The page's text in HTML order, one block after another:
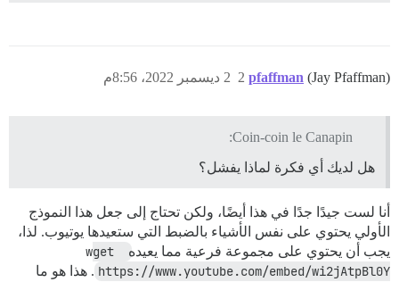
pfaffman (Jay Pfaffman) 2 ديسمبر 2022، 8:56م 2
Coin-coin le Canapin:
هل لديك أي فكرة لماذا يفشل؟
أنا لست جيدًا جدًا في هذا أيضًا، ولكن تحتاج إلى جعل هذا النموذج
الأولي يحتوي على نفس الأشياء بالضبط التي ستعيدها يوتيوب. لذا،
يجب أن يحتوي على مجموعة فرعية مما يعيده
wget
https://www.youtube.com/embed/wi2jAtpBl0Y . هذا هو ما